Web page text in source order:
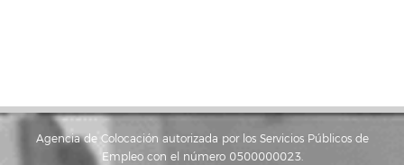
Agencia de Colocación autorizada por los Servicios Públicos de
Empleo con el número 0500000023.